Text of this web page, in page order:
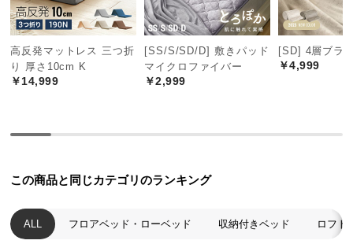
に
つ
い
て
経
に
い
て
高反発マットレス 三つ折
り 厚さ10cm K
￥14,999
[SS/S/SD/D] 敷きパッド
マイクロファイバー
￥2,999
[SD] 4層ブラ
￥4,999
この商品と同じカテゴリのランキング
ALL フロアベッド・ローベッド 収納付きベッド ロフト